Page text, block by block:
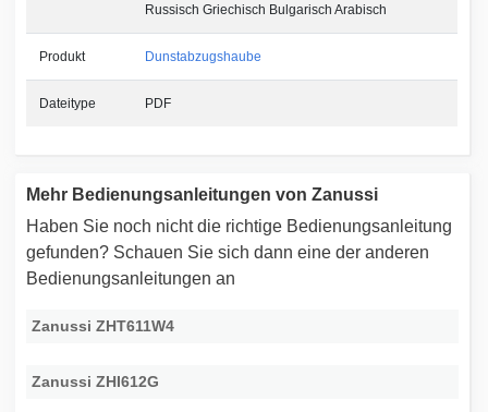
Russisch Griechisch Bulgarisch Arabisch
Produkt Dunstabzugshaube
Dateitype PDF
Mehr Bedienungsanleitungen von Zanussi
Haben Sie noch nicht die richtige Bedienungsanleitung
gefunden? Schauen Sie sich dann eine der anderen
Bedienungsanleitungen an
Zanussi ZHT611W4
Zanussi ZHI612G